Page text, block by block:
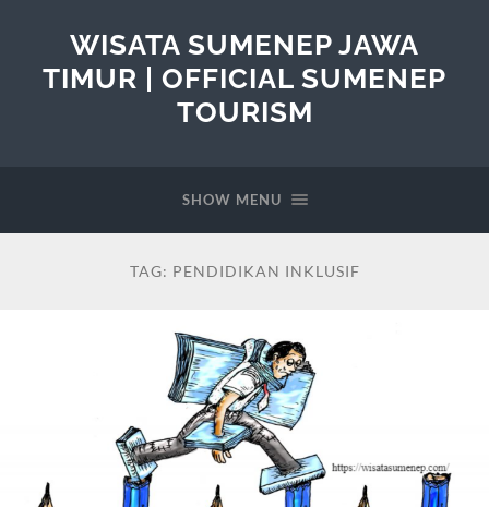
WISATA SUMENEP JAWA
TIMUR | OFFICIAL SUMENEP
TOURISM
SHOW MENU
TAG: PENDIDIKAN INKLUSIF